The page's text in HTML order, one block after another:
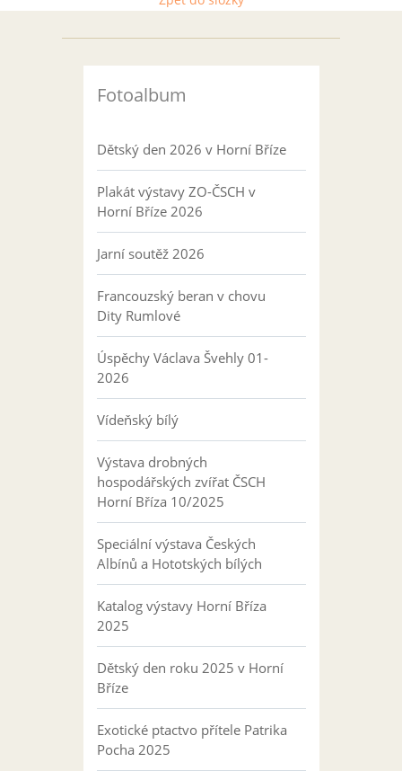
Fotoalbum
Dětský den 2026 v Horní Bříze
Plakát výstavy ZO-ČSCH v
Horní Bříze 2026
Jarní soutěž 2026
Francouzský beran v chovu
Dity Rumlové
Úspěchy Václava Švehly 01-
2026
Vídeňský bílý
Výstava drobných
hospodářských zvířat ČSCH
Horní Bříza 10/2025
Speciální výstava Českých
Albínů a Hototských bílých
Katalog výstavy Horní Bříza
2025
Dětský den roku 2025 v Horní
Bříze
Exotické ptactvo přítele Patrika
Pocha 2025